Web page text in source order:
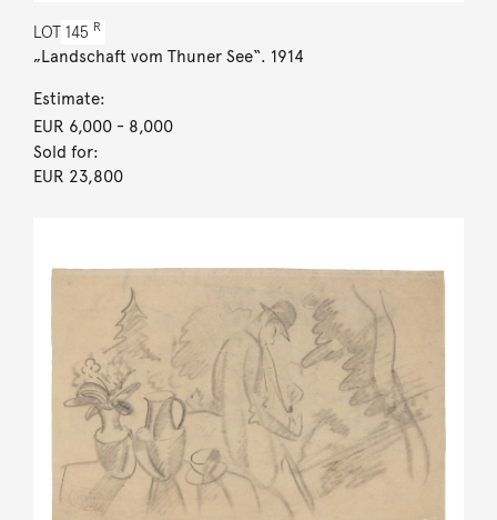
LOT 145 R
„Landschaft vom Thuner See“. 1914
Estimate:
EUR 6,000- 8,000
Sold for:
EUR 23,800